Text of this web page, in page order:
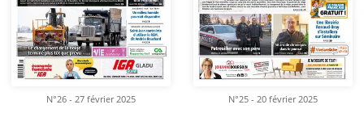
N°26 - 27 février 2025 N°25 - 20 février 2025